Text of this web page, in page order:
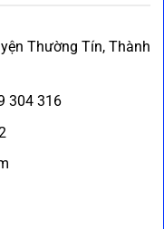
Thường Tín, Thành
304 316